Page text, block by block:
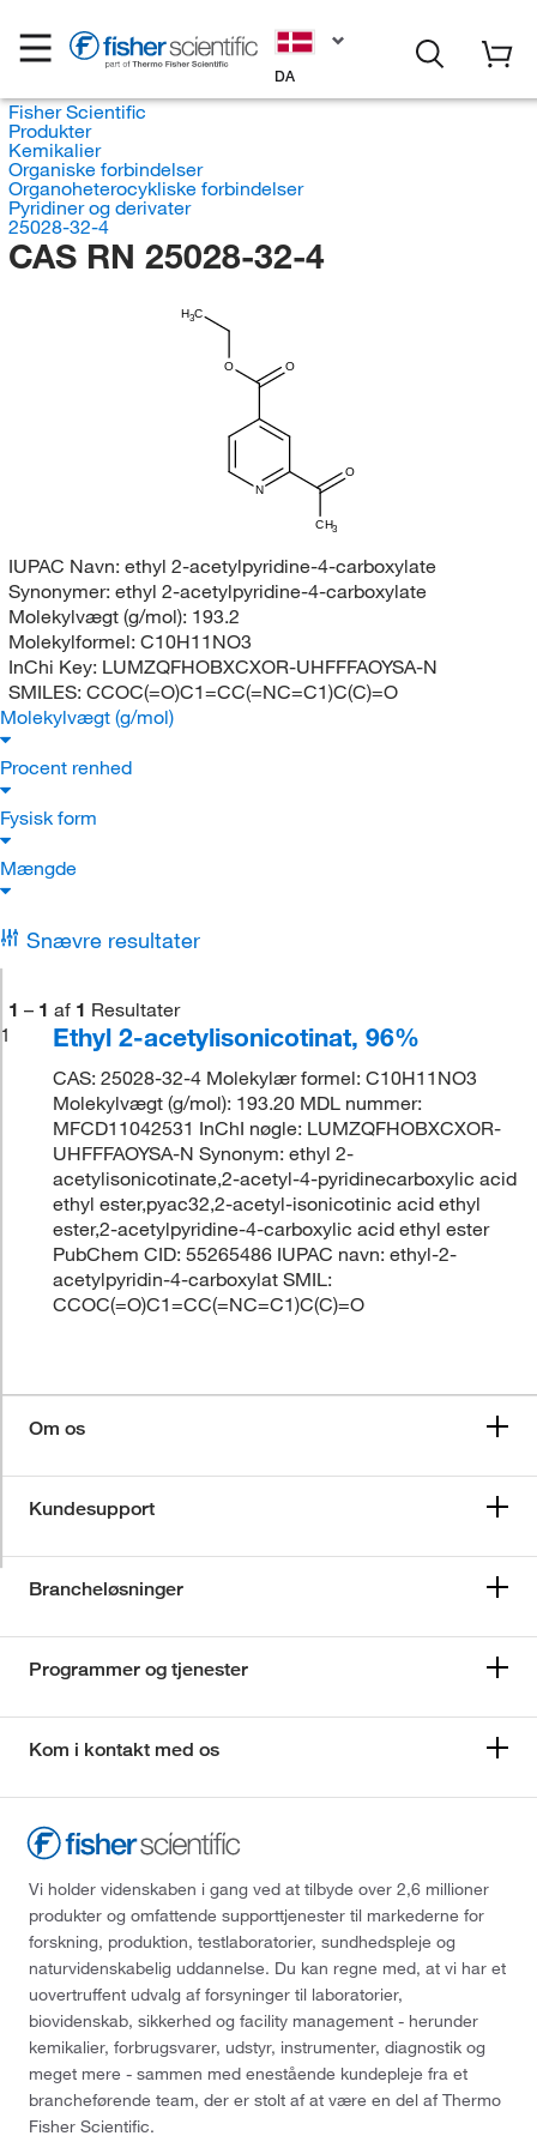
DA
Fisher Scientific
Produkter
Kemikalier
Organiske forbindelser
Organoheterocykliske forbindelser
Pyridiner og derivater
25028-32-4
CAS RN 25028-32-4
H3C
O O
N
O
CH3
IUPAC Navn: ethyl 2-acetylpyridine-4-carboxylate
Synonymer: ethyl 2-acetylpyridine-4-carboxylate
Molekylvægt (g/mol): 193.2
Molekylformel: C10H11NO3
InChi Key: LUMZQFHOBXCXOR-UHFFFAOYSA-N
SMILES: CCOC(=O)C1=CC(=NC=C1)C(C)=O
Molekylvægt (g/mol)
Procent renhed
Fysisk form
Mængde
Snævre resultater
1 – 1 af 1 Resultater
1
Ethyl 2-acetylisonicotinat, 96%
CAS: 25028-32-4 Molekylær formel: C10H11NO3
Molekylvægt (g/mol): 193.20 MDL nummer:
MFCD11042531 InChI nøgle: LUMZQFHOBXCXOR-
UHFFFAOYSA-N Synonym: ethyl 2-
acetylisonicotinate,2-acetyl-4-pyridinecarboxylic acid
ethyl ester,pyac32,2-acetyl-isonicotinic acid ethyl
ester,2-acetylpyridine-4-carboxylic acid ethyl ester
PubChem CID: 55265486 IUPAC navn: ethyl-2-
acetylpyridin-4-carboxylat SMIL:
CCOC(=O)C1=CC(=NC=C1)C(C)=O
Om os
Kundesupport
Brancheløsninger
Programmer og tjenester
Kom i kontakt med os
Vi holder videnskaben i gang ved at tilbyde over 2,6 millioner
produkter og omfattende supporttjenester til markederne for
forskning, produktion, testlaboratorier, sundhedspleje og
naturvidenskabelig uddannelse. Du kan regne med, at vi har et
uovertruffent udvalg af forsyninger til laboratorier,
biovidenskab, sikkerhed og facility management - herunder
kemikalier, forbrugsvarer, udstyr, instrumenter, diagnostik og
meget mere - sammen med enestående kundepleje fra et
brancheførende team, der er stolt af at være en del af Thermo
Fisher Scientific.